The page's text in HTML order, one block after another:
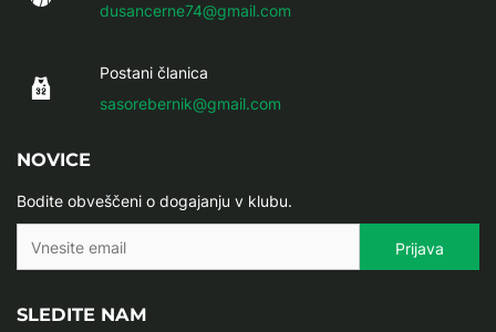
dusancerne74@gmail.com
Postani članica
sasorebernik@gmail.com
NOVICE
Bodite obveščeni o dogajanju v klubu.
SLEDITE NAM